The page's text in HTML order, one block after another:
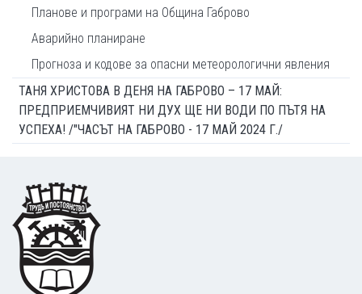
Планове и програми на Община Габрово
Аварийно планиране
Прогноза и кодове за опасни метеорологични явления
ТАНЯ ХРИСТОВА В ДЕНЯ НА ГАБРОВО – 17 МАЙ:
ПРЕДПРИЕМЧИВИЯТ НИ ДУХ ЩЕ НИ ВОДИ ПО ПЪТЯ НА
УСПЕХА! /"ЧАСЪТ НА ГАБРОВО - 17 МАЙ 2024 Г./
Footer